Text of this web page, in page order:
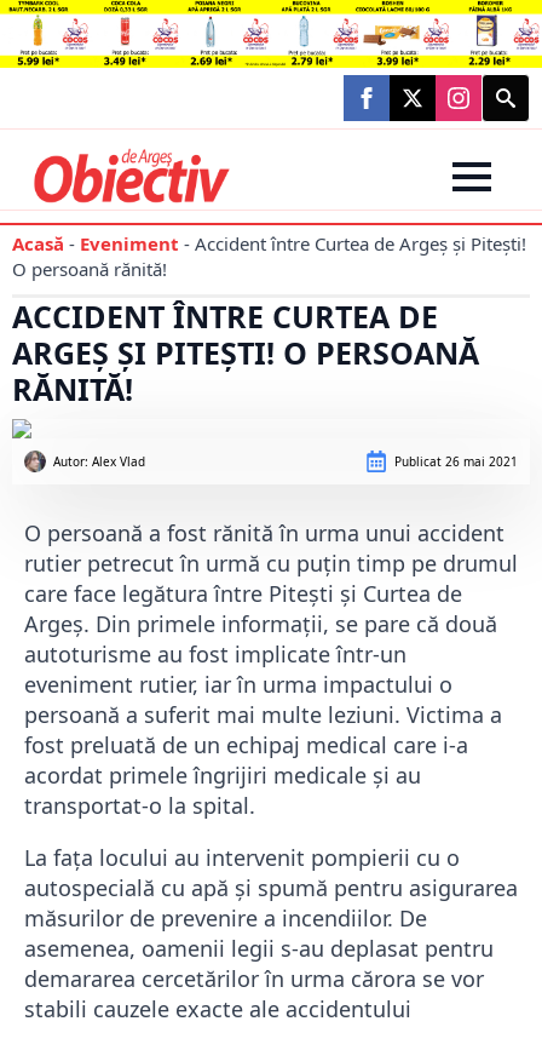
Search
for:
Acasă - Eveniment - Accident între Curtea de Argeș și Pitești!
O persoană rănită!
ACCIDENT ÎNTRE CURTEA DE
ARGEȘ ȘI PITEȘTI! O PERSOANĂ
RĂNITĂ!
Autor: Alex Vlad Publicat 26 mai 2021
O persoană a fost rănită în urma unui accident
rutier petrecut în urmă cu puțin timp pe drumul
care face legătura între Pitești și Curtea de
Argeș. Din primele informații, se pare că două
autoturisme au fost implicate într-un
eveniment rutier, iar în urma impactului o
persoană a suferit mai multe leziuni. Victima a
fost preluată de un echipaj medical care i-a
acordat primele îngrijiri medicale și au
transportat-o la spital.
La fața locului au intervenit pompierii cu o
autospecială cu apă și spumă pentru asigurarea
măsurilor de prevenire a incendiilor. De
asemenea, oamenii legii s-au deplasat pentru
demararea cercetărilor în urma cărora se vor
stabili cauzele exacte ale accidentului